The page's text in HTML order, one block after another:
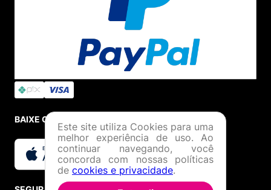
BAIXE O APP
Este site utiliza Cookies para uma
melhor experiência de uso. Ao
continuar navegando, você
concorda com nossas políticas
de cookies e privacidade.